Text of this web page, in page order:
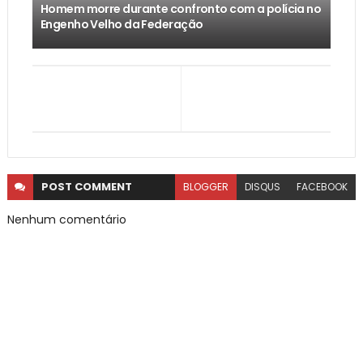
Homem morre durante confronto com a polícia no
Engenho Velho da Federação
POST COMMENT BLOGGER DISQUS FACEBOOK
Nenhum comentário